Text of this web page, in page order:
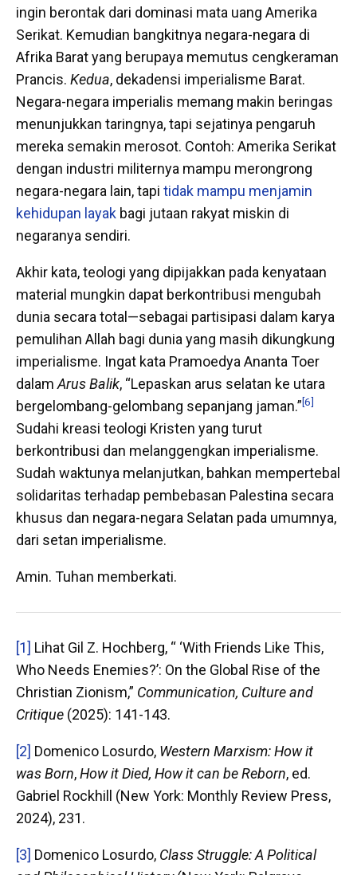
ingin berontak dari dominasi mata uang Amerika
Serikat. Kemudian bangkitnya negara-negara di
Afrika Barat yang berupaya memutus cengkeraman
Prancis. Kedua, dekadensi imperialisme Barat.
Negara-negara imperialis memang makin beringas
menunjukkan taringnya, tapi sejatinya pengaruh
mereka semakin merosot. Contoh: Amerika Serikat
dengan industri militernya mampu merongrong
negara-negara lain, tapi tidak mampu menjamin
kehidupan layak bagi jutaan rakyat miskin di
negaranya sendiri.
Akhir kata, teologi yang dipijakkan pada kenyataan
material mungkin dapat berkontribusi mengubah
dunia secara total—sebagai partisipasi dalam karya
pemulihan Allah bagi dunia yang masih dikungkung
imperialisme. Ingat kata Pramoedya Ananta Toer
dalamArus Balik, “Lepaskan arus selatan ke utara
bergelombang-gelombang sepanjang jaman.”[6]
Sudahi kreasi teologi Kristen yang turut
berkontribusi dan melanggengkan imperialisme.
Sudah waktunya melanjutkan, bahkan mempertebal
solidaritas terhadap pembebasan Palestina secara
khusus dan negara-negara Selatan pada umumnya,
dari setan imperialisme.
Amin. Tuhan memberkati.
[1] Lihat Gil Z. Hochberg, “ ‘With Friends Like This,
Who Needs Enemies?’: On the Global Rise of the
Christian Zionism,” Communication, Culture and
Critique (2025): 141-143.
[2] Domenico Losurdo, Western Marxism: How it
was Born,How it Died, How it can be Reborn, ed.
Gabriel Rockhill (New York: Monthly Review Press,
2024), 231.
[3] Domenico Losurdo, Class Struggle: A Political